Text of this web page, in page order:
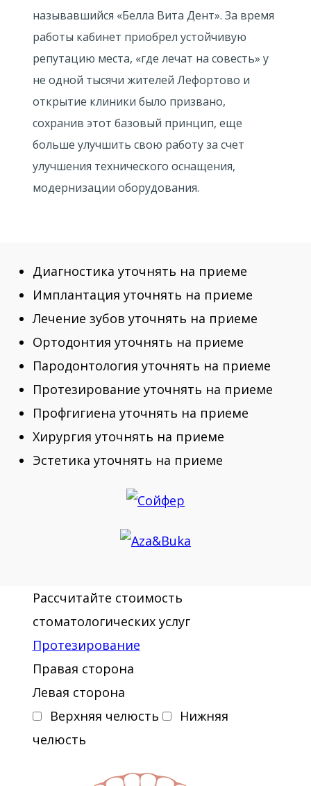
называвшийся «Белла Вита Дент». За время
работы кабинет приобрел устойчивую
репутацию места, «где лечат на совесть» у
не одной тысячи жителей Лефортово и
открытие клиники было призвано,
сохранив этот базовый принцип, еще
больше улучшить свою работу за счет
улучшения технического оснащения,
модернизации оборудования.
Диагностика уточнять на приеме
Имплантация уточнять на приеме
Лечение зубов уточнять на приеме
Ортодонтия уточнять на приеме
Пародонтология уточнять на приеме
Протезирование уточнять на приеме
Профгигиена уточнять на приеме
Хирургия уточнять на приеме
Эстетика уточнять на приеме
Рассчитайте стоимость
стоматологических услуг
Протезирование
Правая сторона
Левая сторона
Верхняя челюсть
Нижняя
челюсть